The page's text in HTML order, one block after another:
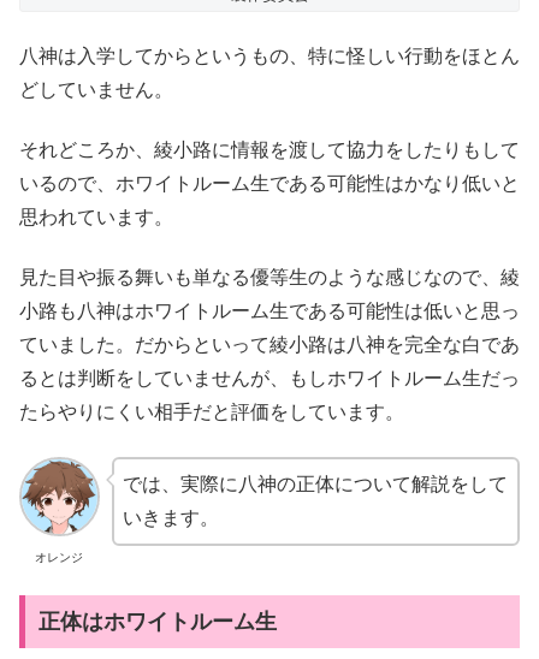
八神は入学してからというもの、特に怪しい行動をほとん
どしていません。
それどころか、綾小路に情報を渡して協力をしたりもして
いるので、ホワイトルーム生である可能性はかなり低いと
思われています。
見た目や振る舞いも単なる優等生のような感じなので、綾
小路も八神はホワイトルーム生である可能性は低いと思っ
ていました。だからといって綾小路は八神を完全な白であ
るとは判断をしていませんが、もしホワイトルーム生だっ
たらやりにくい相手だと評価をしています。
オレンジ
では、実際に八神の正体について解説をして
いきます。
正体はホワイトルーム生